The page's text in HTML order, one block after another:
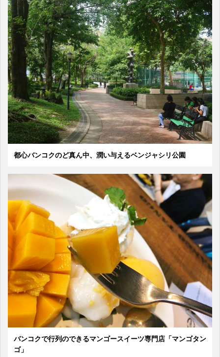
都心バンコクのど真ん中、潤い与えるベンジャシリ公園
バンコクで行列のできるマンゴースイーツ専門店「マンゴタン
ゴ」